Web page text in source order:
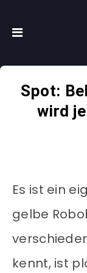
Spot:
wird
Es ist ein
gelbe
kennt, ist